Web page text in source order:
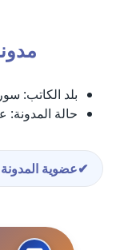
مدونة
مدونة
عاملة
مدونة
عاملة
مدونة
عاملة
بلد الكاتب:
حالة المدونة:
✔عضوية